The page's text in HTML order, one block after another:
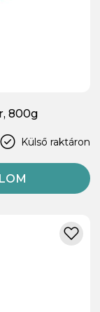
800g
Külső raktáron